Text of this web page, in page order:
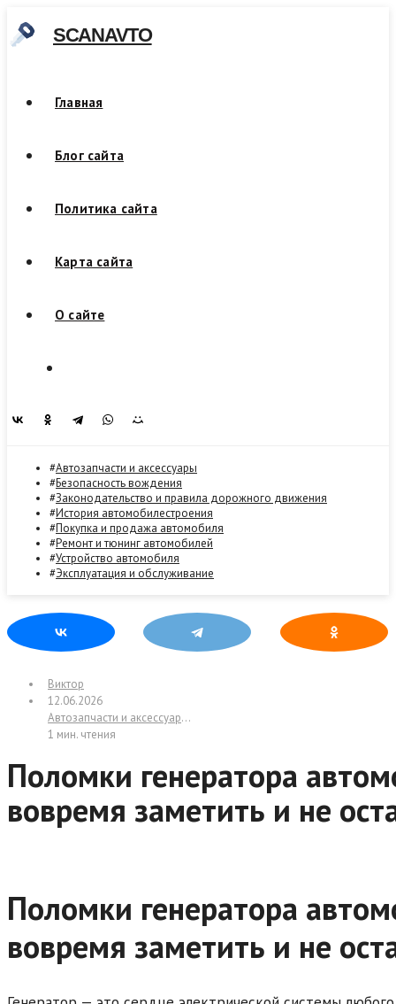
to
SCANAVTO
Главная
Блог сайта
Политика сайта
Карта сайта
О сайте
Автозапчасти и аксессуары
Безопасность вождения
Законодательство и правила дорожного движения
История автомобилестроения
Покупка и продажа автомобиля
Ремонт и тюнинг автомобилей
Устройство автомобиля
Эксплуатация и обслуживание
Виктор
12.06.2026
Автозапчасти и аксессуары
1 мин. чтения
Поломки генератора автомобиля: как
вовремя заметить и не
Поломки генератора
вовремя заметить и не